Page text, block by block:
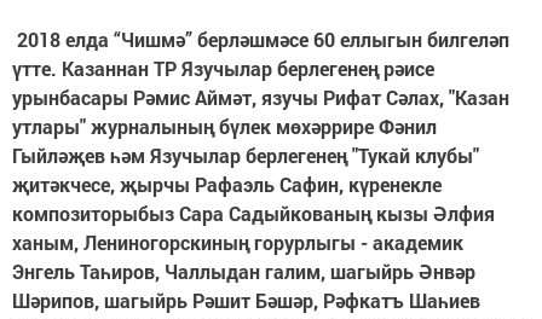
2018 елда “Чишмә” берләшмәсе 60 еллыгын билгеләп
үтте. Казаннан ТР Язучылар берлегенең рәисе
урынбасары Рәмис Аймәт, язучы Рифат Сәлах, "Казан
утлары" журналының бүлек мөхәррире Фәнил
Гыйләҗев һәм Язучылар берлегенең "Тукай клубы"
җитәкчесе, җырчы Рафаэль Сафин, күренекле
композиторыбыз Сара Садыйкованың кызы Әлфия
ханым, Лениногорскиның горурлыгы - академик
Энгель Таһиров, Чаллыдан галим, шагыйрь Әнвәр
Шәрипов, шагыйрь Рәшит Бәшәр, Рәфкатъ Шаһиев